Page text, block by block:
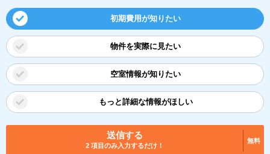
初期費用が知りたい
物件を実際に見たい
空室情報が知りたい
もっと詳細な情報がほしい
送信する
2 項目のみ入力するだけ！
無料